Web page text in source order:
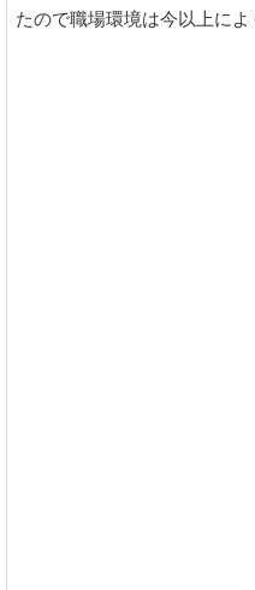
たので職場環境は今以上によ